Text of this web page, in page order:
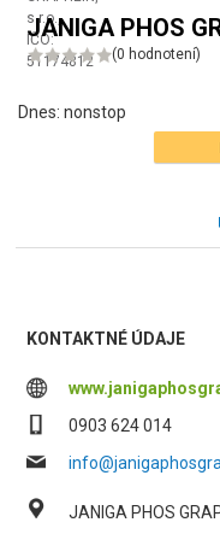
JANIGA PHOS
(0 hodnotení)
Dnes: nonstop
KONTAKTNÉ ÚDAJE
0903 624 014
JANIGA PHOS